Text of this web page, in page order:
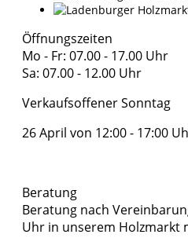
Öffnungszeiten
Mo - Fr: 07.00 - 17.00 Uhr
Sa: 07.00 - 12.00 Uhr
Verkaufsoffener Sonntag
26 April von 12:00 - 17:00
Beratung
Beratung nach
Uhr in unserem Holzmarkt